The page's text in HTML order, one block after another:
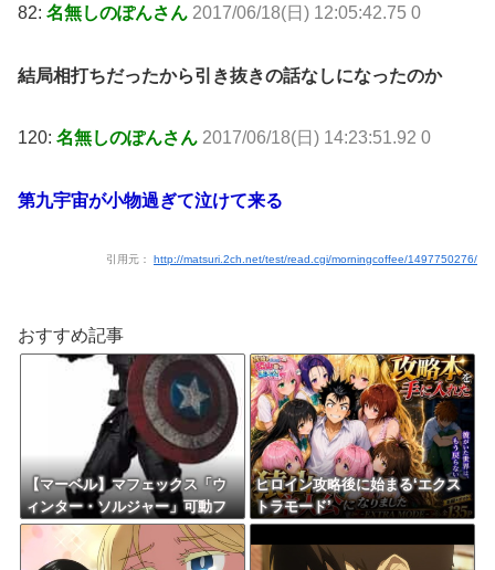
82: 名無しのぽんさん 2017/06/18(日) 12:05:42.75 0
結局相打ちだったから引き抜きの話なしになったのか
120: 名無しのぽんさん 2017/06/18(日) 14:23:51.92 0
第九宇宙が小物過ぎて泣けて来る
引用元： http://matsuri.2ch.net/test/read.cgi/morningcoffee/1497750276/
おすすめ記事
【マーベル】マフェックス「ウ
ィンター・ソルジャー」可動フ
ィギュア【再販予約開始】
ヒロイン攻略後に始まる‘エクス
トラモード’